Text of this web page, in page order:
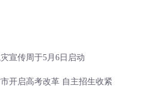
宣传周于5月6日启动
开启高考改革 自主招生收紧